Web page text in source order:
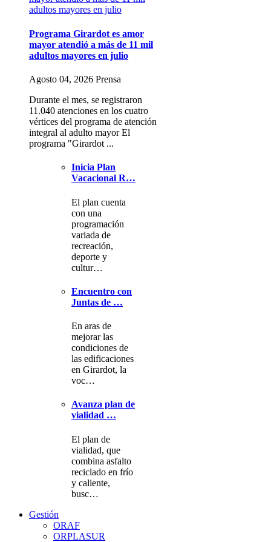
Programa Girardot es amor
mayor atendió a más de 11 mil
adultos mayores en julio
Agosto 04, 2026 Prensa
Durante el mes, se registraron
11.040 atenciones en los cuatro
vértices del programa de atención
integral al adulto mayor El
programa "Girardot ...
Inicia Plan
Vacacional R…
El plan cuenta
con una
programación
variada de
recreación,
deporte y
cultur…
Encuentro con
Juntas de …
En aras de
mejorar las
condiciones de
las edificaciones
en Girardot, la
voc…
Avanza plan de
vialidad …
El plan de
vialidad, que
combina asfalto
reciclado en frío
y caliente,
busc…
Gestión
ORAF
ORPLASUR